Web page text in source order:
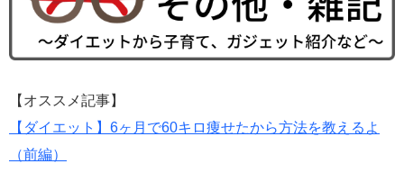
【オススメ記事】
【ダイエット】6ヶ月で60キロ痩せたから方法を教えるよ
（前編）